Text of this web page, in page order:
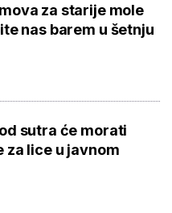
za starije mole
nas barem u šetnju
sutra će morati
za lice u javnom